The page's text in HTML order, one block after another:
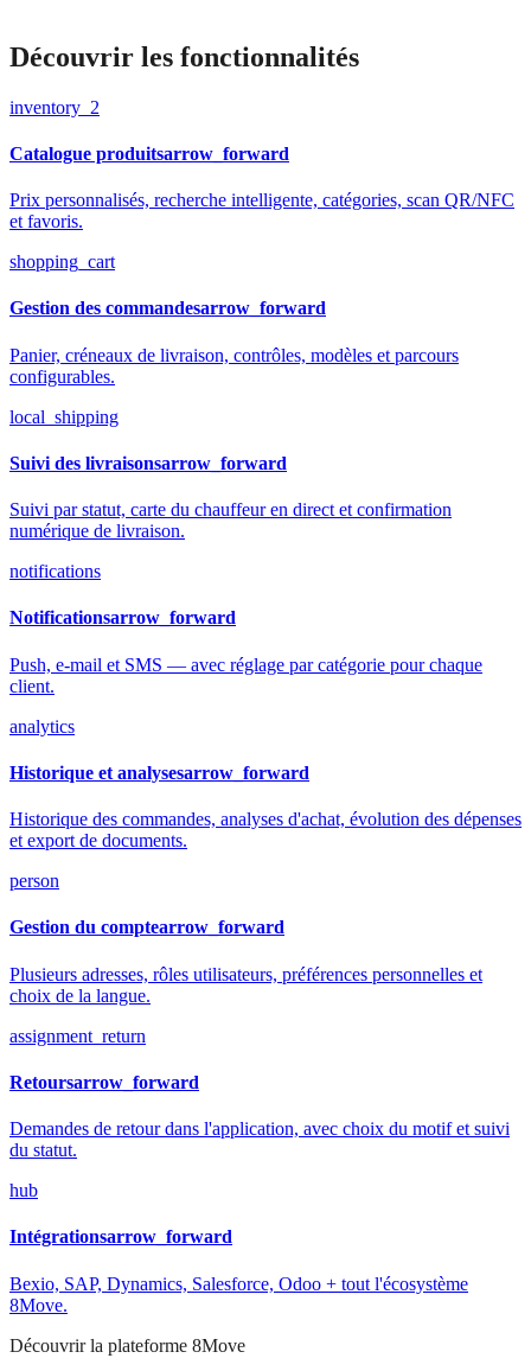
Découvrir les fonctionnalités
inventory_2
Catalogue produitsarrow_forward
Prix personnalisés, recherche intelligente, catégories, scan QR/NFC
et favoris.
shopping_cart
Gestion des commandesarrow_forward
Panier, créneaux de livraison, contrôles, modèles et parcours
configurables.
local_shipping
Suivi des livraisonsarrow_forward
Suivi par statut, carte du chauffeur en direct et confirmation
numérique de livraison.
notifications
Notificationsarrow_forward
Push, e-mail et SMS — avec réglage par catégorie pour chaque
client.
analytics
Historique et analysesarrow_forward
Historique des commandes, analyses d'achat, évolution des dépenses
et export de documents.
person
Gestion du comptearrow_forward
Plusieurs adresses, rôles utilisateurs, préférences personnelles et
choix de la langue.
assignment_return
Retoursarrow_forward
Demandes de retour dans l'application, avec choix du motif et suivi
du statut.
hub
Intégrationsarrow_forward
Bexio, SAP, Dynamics, Salesforce, Odoo + tout l'écosystème
8Move.
Découvrir la plateforme 8Move